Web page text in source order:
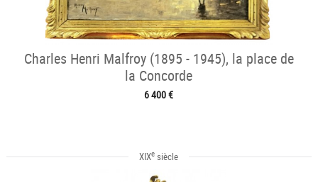
Charles Henri Malfroy (1895 - 1945), la place de
la Concorde
6 400 €
XIXe siècle